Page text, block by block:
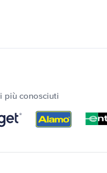
più conosciuti